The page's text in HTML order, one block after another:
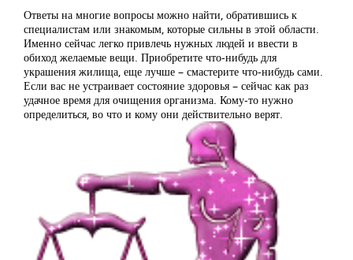
Ответы на многие вопросы можно найти, обратившись к
специалистам или знакомым, которые сильны в этой области.
Именно сейчас легко привлечь нужных людей и ввести в
обиход желаемые вещи. Приобретите что-нибудь для
украшения жилища, еще лучше – смастерите что-нибудь сами.
Если вас не устраивает состояние здоровья – сейчас как раз
удачное время для очищения организма. Кому-то нужно
определиться, во что и кому они действительно верят.